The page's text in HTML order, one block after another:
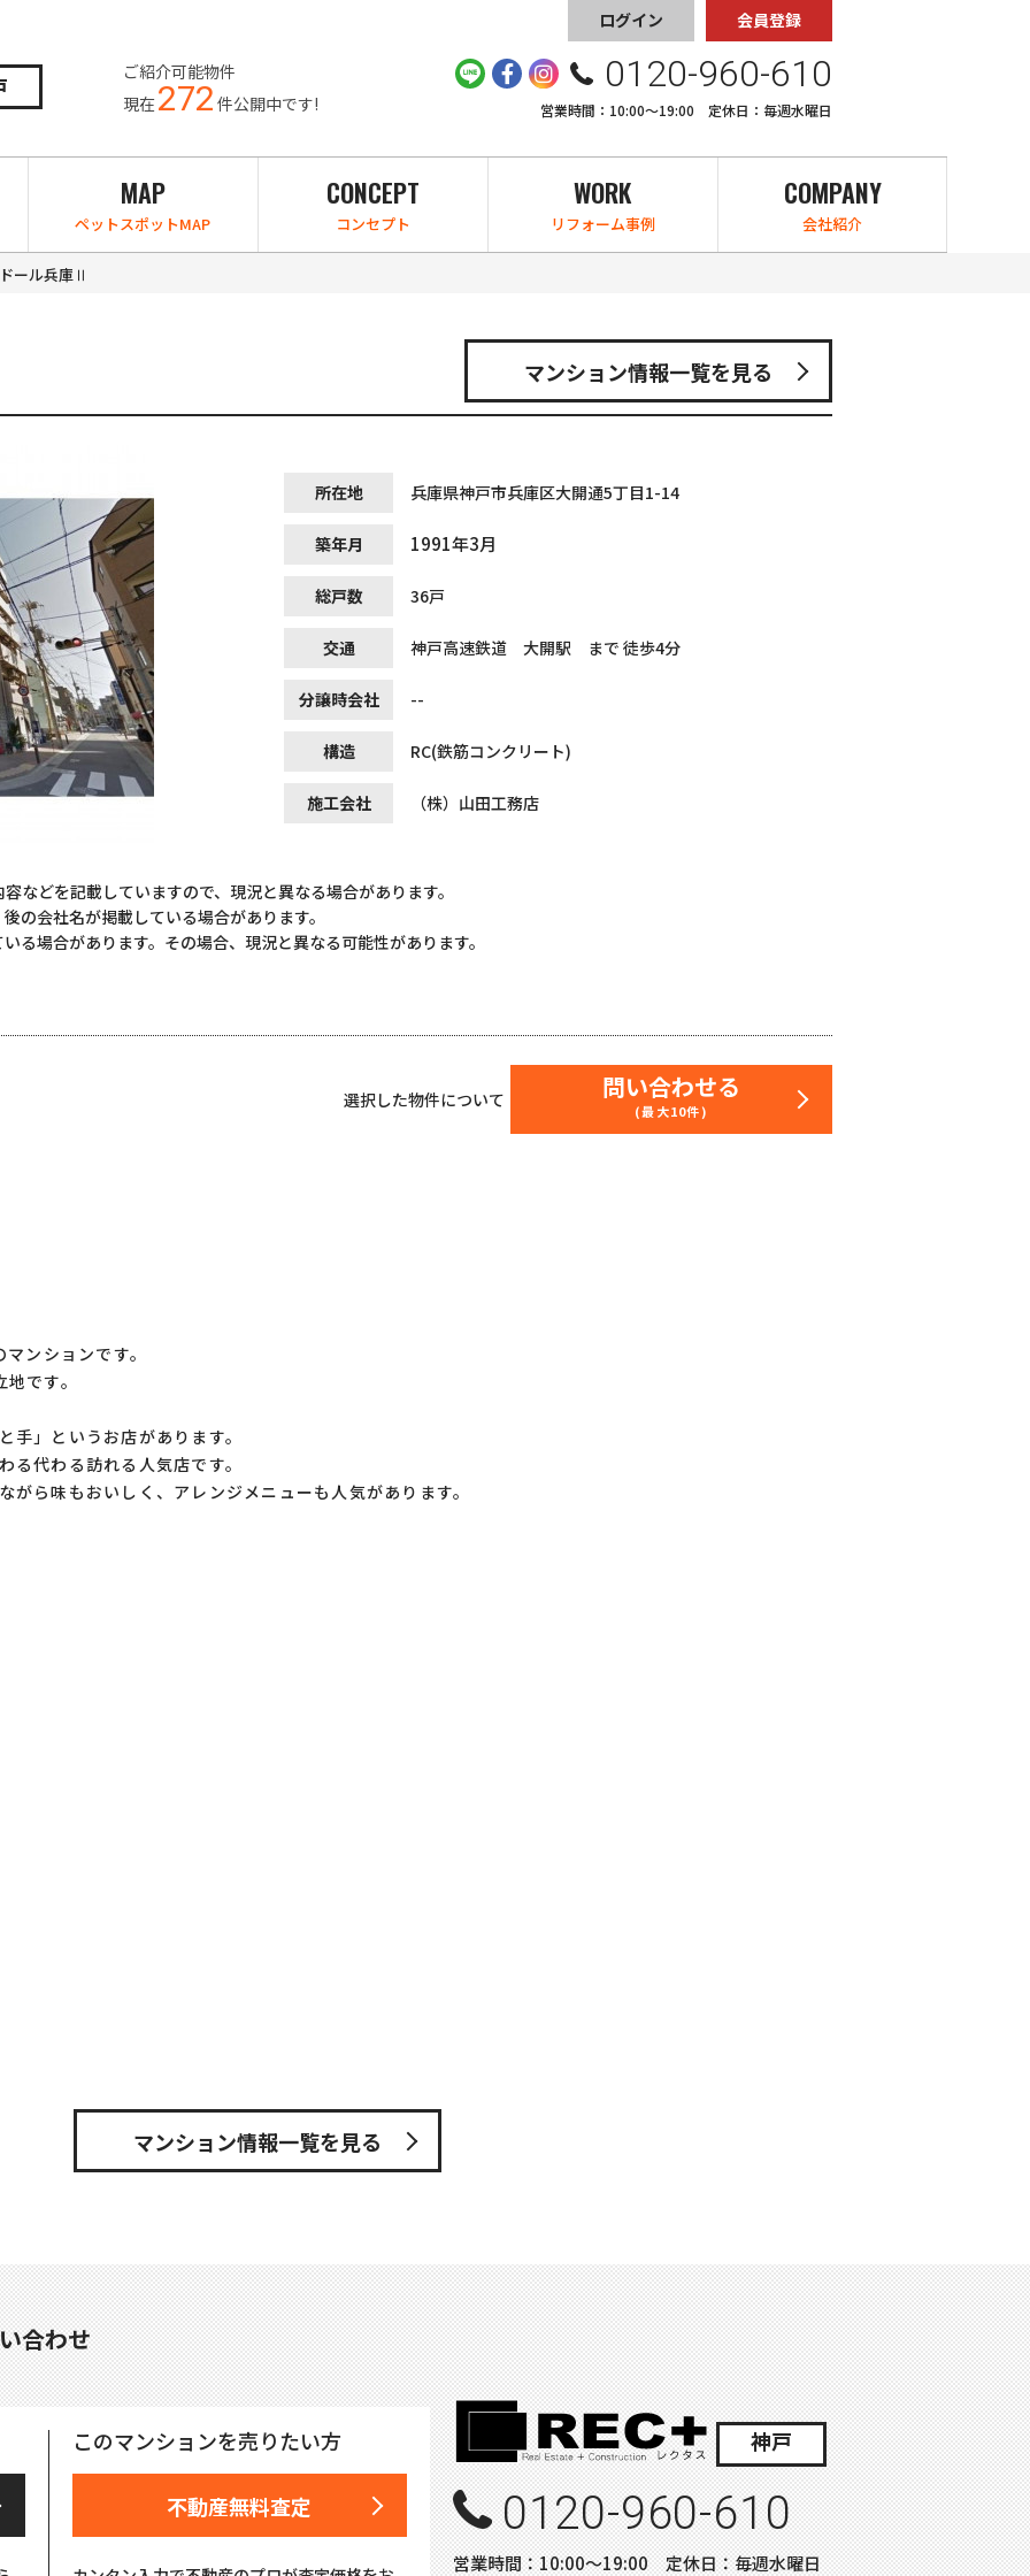
ご紹介可能物件
現在272 件公開中です!
ログイン 会員登録
0120-960-610
営業時間：10:00〜19:00 定休日：毎週水曜日
MAP
ペットスポットMAP
CONCEPT
コンセプト
WORK
リフォーム事例
COMPANY
会社紹介
ール兵庫Ⅱ
マンション情報一覧を見る
所在地 兵庫県神戸市兵庫区大開通5丁目1-14
築年月 1991年3月
総戸数 36戸
交通 神戸高速鉄道 大開駅 まで 徒歩4分
分譲時会社 --
構造 RC(鉄筋コンクリート)
施工会社 （株）山田工務店
どを記載していますので、現況と異なる場合があります。
の会社名が掲載している場合があります。
場合があります。その場合、現況と異なる可能性があります。
選択した物件について 問い合わせる
(最大10件)
ンションです。
です。
」というお店があります。
代わる訪れる人気店です。
ら味もおいしく、アレンジメニューも人気があります。
マンション情報一覧を見る
合わせ
このマンションを売りたい方
不動産無料査定
神戸
0120-960-610
営業時間：10:00〜19:00 定休日：毎週水曜日